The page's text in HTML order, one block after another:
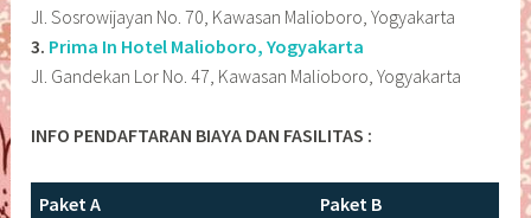
Jl. Sosrowijayan No. 70, Kawasan Malioboro, Yogyakarta
3. Prima In Hotel Malioboro, Yogyakarta
Jl. Gandekan Lor No. 47, Kawasan Malioboro, Yogyakarta
INFO PENDAFTARAN BIAYA DAN FASILITAS :
Paket A
Paket B